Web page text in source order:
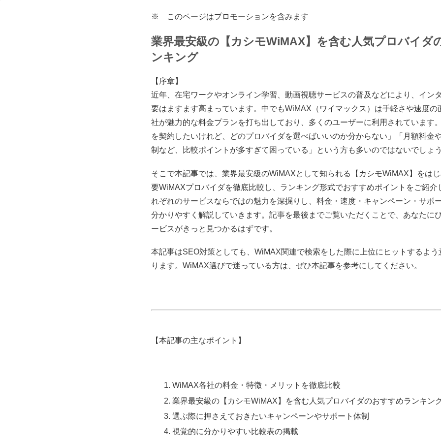
※ このページはプロモーションを含みます
業界最安級の【カシモWiMAX】を含む人気プロバイダ
ンキング
【序章】
近年、在宅ワークやオンライン学習、動画視聴サービスの普及などにより、イン
要はますます高まっています。中でもWiMAX（ワイマックス）は手軽さや速度の
社が魅力的な料金プランを打ち出しており、多くのユーザーに利用されています
を契約したいけれど、どのプロバイダを選べばいいのか分からない」「月額料金
制など、比較ポイントが多すぎて困っている」という方も多いのではないでしょう
そこで本記事では、業界最安級のWiMAXとして知られる【カシモWiMAX】をは
要WiMAXプロバイダを徹底比較し、ランキング形式でおすすめポイントをご紹介
れぞれのサービスならではの魅力を深掘りし、料金・速度・キャンペーン・サポ
分かりやすく解説していきます。記事を最後までご覧いただくことで、あなたに
ービスがきっと見つかるはずです。
本記事はSEO対策としても、WiMAX関連で検索をした際に上位にヒットするよ
ります。WiMAX選びで迷っている方は、ぜひ本記事を参考にしてください。
【本記事の主なポイント】
WiMAX各社の料金・特徴・メリットを徹底比較
業界最安級の【カシモWiMAX】を含む人気プロバイダのおすすめランキン
選ぶ際に押さえておきたいキャンペーンやサポート体制
視覚的に分かりやすい比較表の掲載